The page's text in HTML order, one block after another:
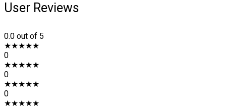
User Reviews
0.0 out of 5
★★★★★
0
★★★★★
0
★★★★★
0
★★★★★